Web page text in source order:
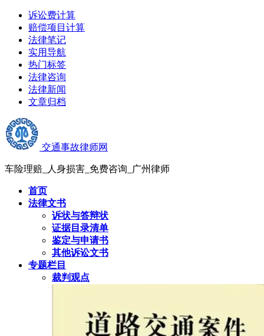
诉讼费计算
赔偿项目计算
法律笔记
实用导航
热门标签
法律咨询
法律新闻
文章归档
交通事故律师网
车险理赔_人身损害_免费咨询_广州律师
首页
法律文书
诉状与答辩状
证据目录清单
鉴定与申请书
其他诉讼文书
专题栏目
裁判观点